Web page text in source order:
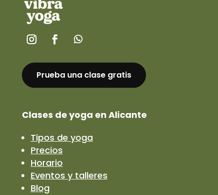
Prueba una clase gratis
Clases de yoga en Alicante
Tipos de yoga
Precios
Horario
Eventos y talleres
Blog